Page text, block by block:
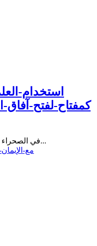
كمفتاح-لفتح-
في الصحراء الشاسعة في الإمارات العربية المتحدة...